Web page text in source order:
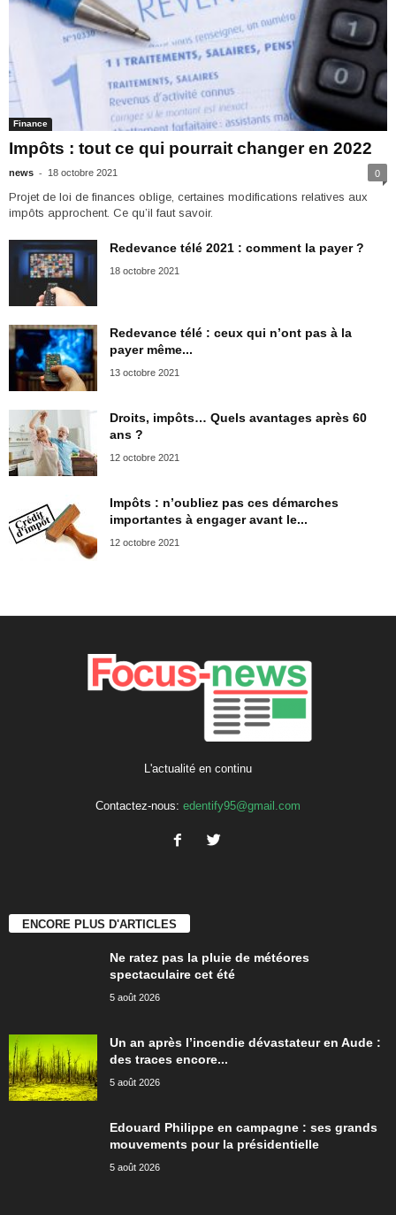
Finance
Impôts : tout ce qui pourrait changer en 2022
news - 18 octobre 2021 0
Projet de loi de finances oblige, certaines modifications relatives aux
impôts approchent. Ce qu’il faut savoir.
Redevance télé 2021 : comment la payer ?
18 octobre 2021
Redevance télé : ceux qui n’ont pas à la
payer même...
13 octobre 2021
Droits, impôts… Quels avantages après 60
ans ?
12 octobre 2021
Impôts : n’oubliez pas ces démarches
importantes à engager avant le...
12 octobre 2021
L'actualité en continu
Contactez-nous: edentify95@gmail.com
ENCORE PLUS D'ARTICLES
Ne ratez pas la pluie de météores
spectaculaire cet été
5 août 2026
Un an après l’incendie dévastateur en Aude :
des traces encore...
5 août 2026
Edouard Philippe en campagne : ses grands
mouvements pour la présidentielle
5 août 2026